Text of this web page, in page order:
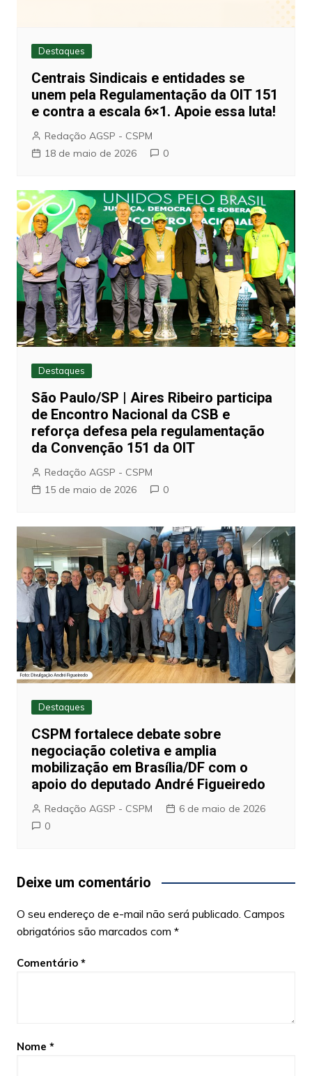
Destaques
Centrais Sindicais e entidades se
unem pela Regulamentação da OIT 151
e contra a escala 6×1. Apoie essa luta!
Redação AGSP - CSPM
18 de maio de 2026
0
Destaques
São Paulo/SP | Aires Ribeiro participa
de Encontro Nacional da CSB e
reforça defesa pela regulamentação
da Convenção 151 da OIT
Redação AGSP - CSPM
15 de maio de 2026
0
Destaques
CSPM fortalece debate sobre
negociação coletiva e amplia
mobilização em Brasília/DF com o
apoio do deputado André Figueiredo
Redação AGSP - CSPM
6 de maio de 2026
0
Deixe um comentário
O seu endereço de e-mail não será publicado. Campos
obrigatórios são marcados com *
Comentário *
Nome *